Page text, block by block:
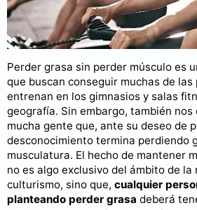
Perder grasa sin perder músculo es
que buscan conseguir muchas de las
entrenan en los gimnasios y salas
geografía. Sin embargo, también nos
mucha gente que, ante su deseo de
desconocimiento termina perdiendo
musculatura. El hecho de mantener
no es algo exclusivo del ámbito de la
culturismo, sino que, cualquier
planteando perder grasa deberá